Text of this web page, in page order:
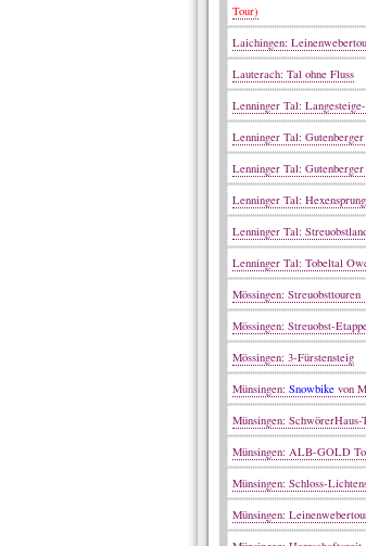
Tour)
Laichingen:
Lauterach: Tal ohne Fluss
Lenninger Tal:
Lenninger Tal:
Lenninger Tal:
Lenninger Tal:
Lenninger Tal:
Lenninger Tal: Tobeltal
Mössingen: Streuobsttouren
Mössingen: Streuobst-
Mössingen: 3-Fürstensteig
Münsingen: Snowbike von
Münsingen:
Münsingen: ALB-GOLD
Münsingen: Schloss-
Münsingen: